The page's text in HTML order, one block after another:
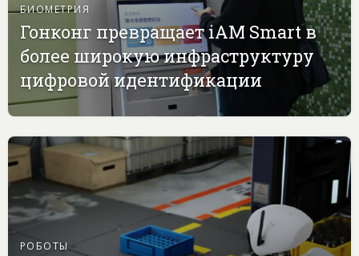
БИОМЕТРИЯ
Гонконг превращает iAM Smart в
более широкую инфраструктуру
цифровой идентификации
РОБОТЫ